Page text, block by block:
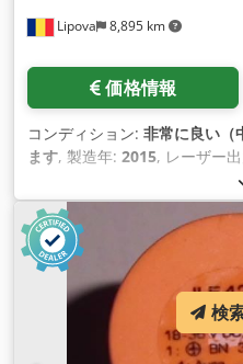
Lipova 8,895 km
価格情報
コンディション: 非常に良い（
ます, 製造年: 2015, レーザー
検